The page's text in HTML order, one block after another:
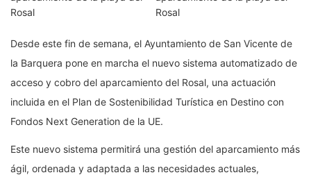
Desde este fin de semana, el Ayuntamiento de San Vicente de
la Barquera pone en marcha el nuevo sistema automatizado de
acceso y cobro del aparcamiento del Rosal, una actuación
incluida en el Plan de Sostenibilidad Turística en Destino con
Fondos Next Generation de la UE.
Este nuevo sistema permitirá una gestión del aparcamiento más
ágil, ordenada y adaptada a las necesidades actuales,